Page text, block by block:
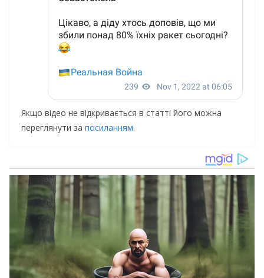
Якщо відео не відкривається в статті його можна
переглянути за посиланням.